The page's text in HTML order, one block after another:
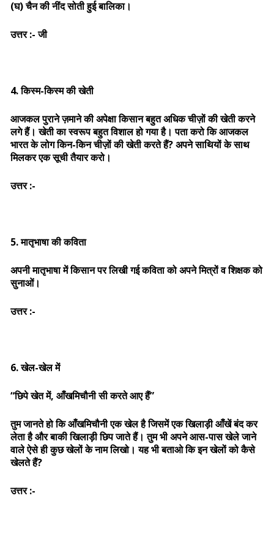
(घ) चैन की नींद सोती हुई बालिका।
उत्तर :- जी
4. किस्म-किस्म की खेती
आजकल पुराने ज़माने की अपेक्षा किसान बहुत अधिक चीज़ों की खेती करने
लगे हैं। खेती का स्वरूप बहुत विशाल हो गया है। पता करो कि आजकल
भारत के लोग किन-किन चीज़ों की खेती करते हैं? अपने साथियों के साथ
मिलकर एक सूची तैयार करो।
उत्तर :-
5. मातृभाषा की कविता
अपनी मातृभाषा में किसान पर लिखी गई कविता को अपने मित्रों व शिक्षक को
सुनाओं।
उत्तर :-
6. खेल-खेल में
“छिपे खेत में, आँखमिचौनी सी करते आए हैं”
तुम जानते हो कि आँखमिचौनी एक खेल है जिसमें एक खिलाड़ी आँखें बंद कर
लेता है और बाकी खिलाड़ी छिप जाते हैं। तुम भी अपने आस-पास खेले जाने
वाले ऐसे ही कुछ खेलों के नाम लिखो। यह भी बताओ कि इन खेलों को कैसे
खेलते हैं?
उत्तर :-